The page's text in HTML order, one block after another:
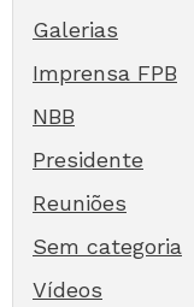
Galerias
Imprensa FPB
NBB
Presidente
Reuniões
Sem categoria
Vídeos